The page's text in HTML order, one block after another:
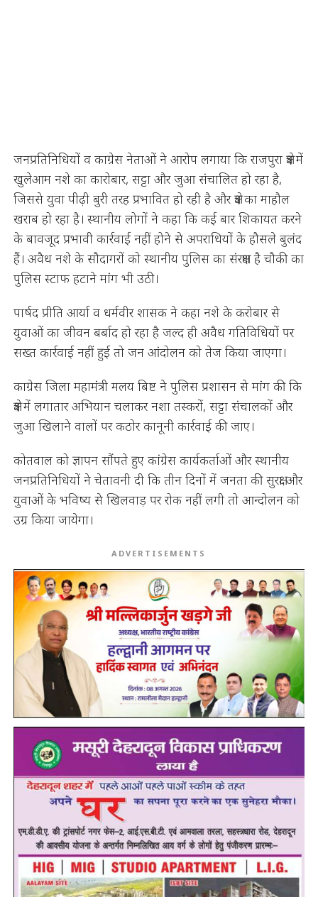
जनप्रतिनिधियों व काग्रेस नेताओं ने आरोप लगाया कि राजपुरा क्षेत्र में
खुलेआम नशे का कारोबार, सट्टा और जुआ संचालित हो रहा है,
जिससे युवा पीढ़ी बुरी तरह प्रभावित हो रही है और क्षेत्र का माहौल
खराब हो रहा है। स्थानीय लोगों ने कहा कि कई बार शिकायत करने
के बावजूद प्रभावी कार्रवाई नहीं होने से अपराधियों के हौसले बुलंद
हैं। अवैध नशे के सौदागरों को स्थानीय पुलिस का संरक्षण है चौकी का
पुलिस स्टाफ हटाने मांग भी उठी।
पार्षद प्रीति आर्या व धर्मवीर शासक ने कहा नशे के करोबार से
युवाओं का जीवन बर्बाद हो रहा है जल्द ही अवैध गतिविधियों पर
सख्त कार्रवाई नहीं हुई तो जन आंदोलन को तेज किया जाएगा।
काग्रेस जिला महामंत्री मलय बिष्ट ने पुलिस प्रशासन से मांग की कि
क्षेत्र में लगातार अभियान चलाकर नशा तस्करों, सट्टा संचालकों और
जुआ खिलाने वालों पर कठोर कानूनी कार्रवाई की जाए।
कोतवाल को ज्ञापन सौंपते हुए कांग्रेस कार्यकर्ताओं और स्थानीय
जनप्रतिनिधियों ने चेतावनी दी कि तीन दिनों में जनता की सुरक्षा और
युवाओं के भविष्य से खिलवाड़ पर रोक नहीं लगी तो आन्दोलन को
उग्र किया जायेगा।
ADVERTISEMENTS